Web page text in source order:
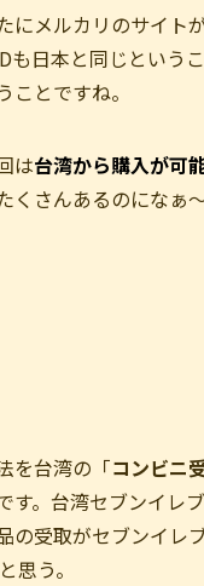
にメルカリのサイト
も日本と同じという
とですね。
は台湾から購入が可
くさんあるのになぁ
を台湾の「コンビニ
。台湾セブンイレ
の受取がセブンイレ
思う。